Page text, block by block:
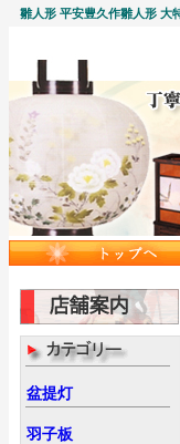
雛人形 平安豊久作雛人形 大
盆提灯
羽子板